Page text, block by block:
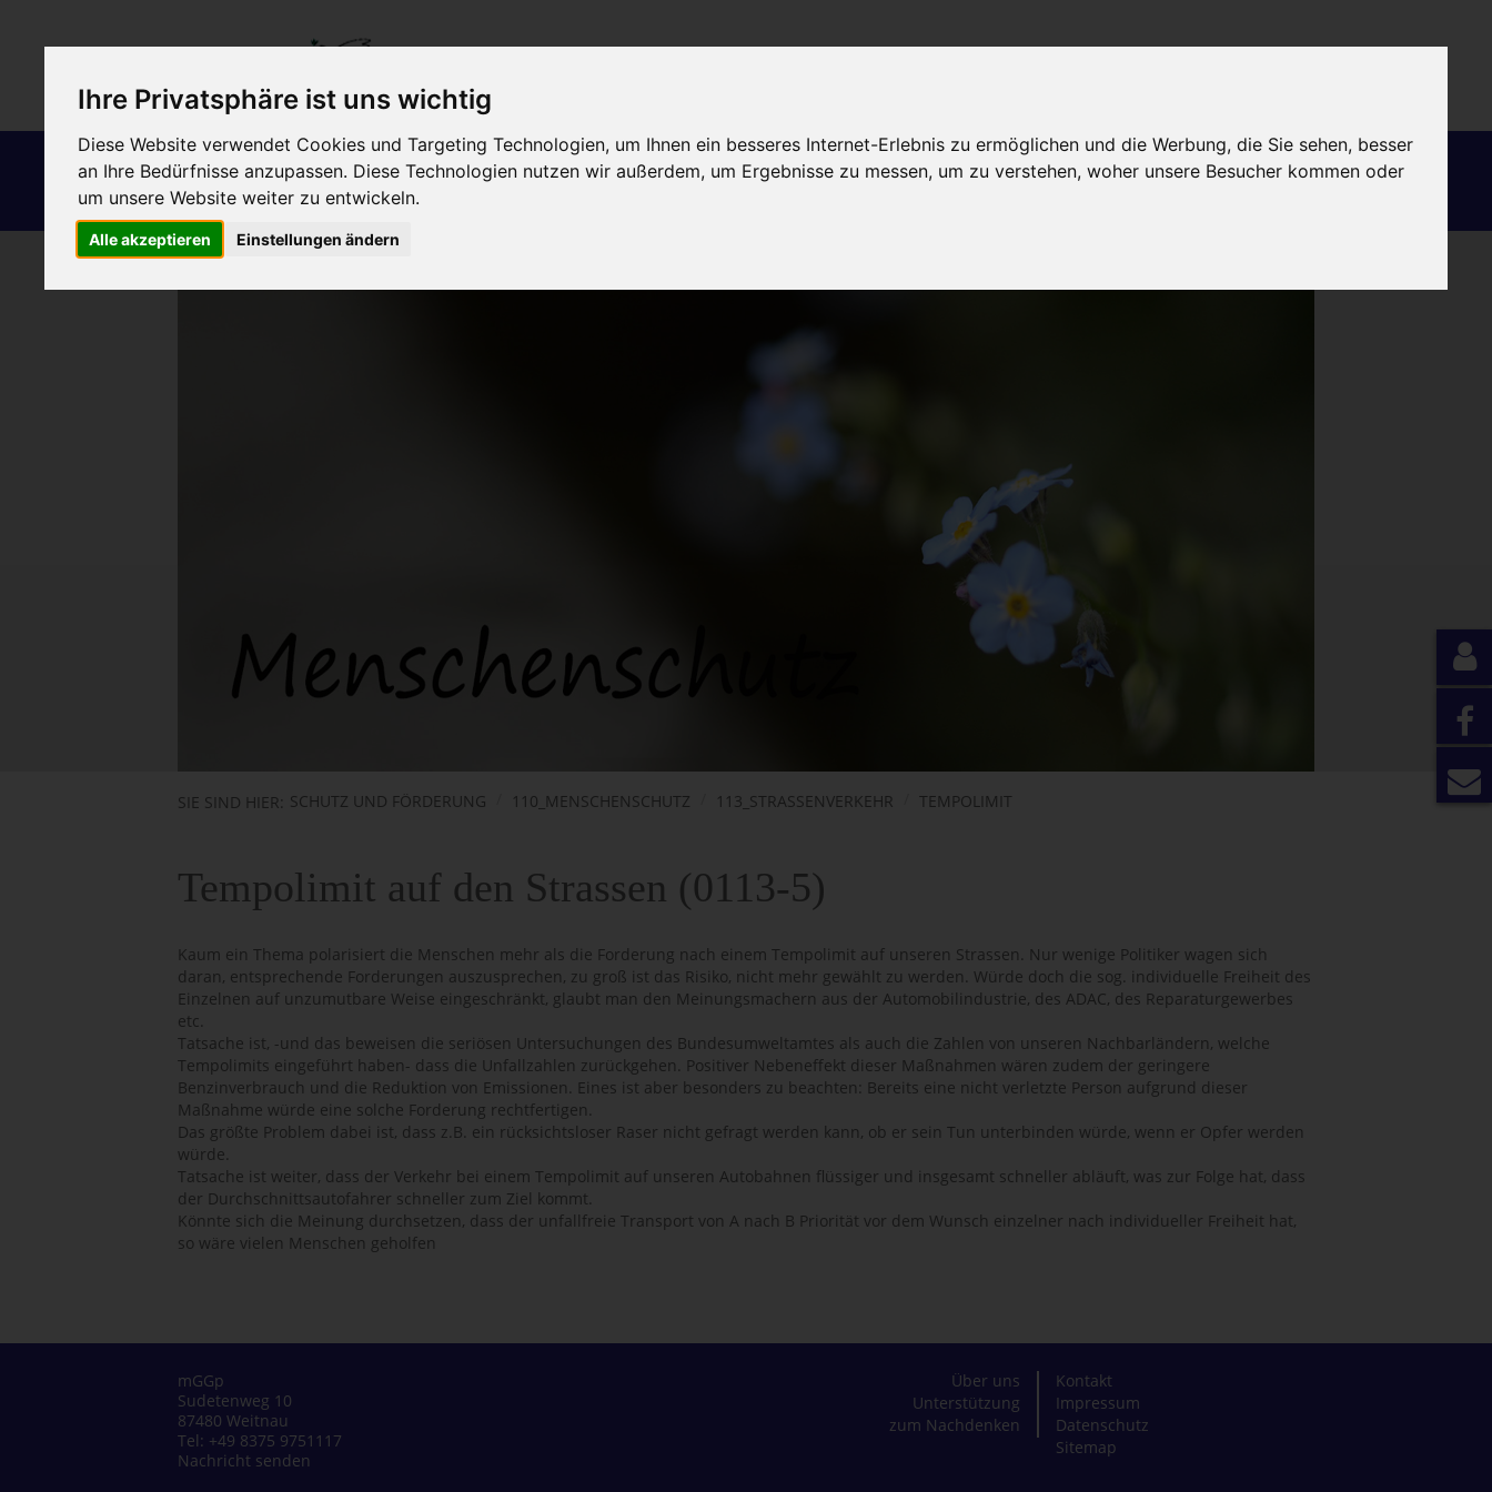
Ihre Privatsphäre ist uns wichtig
Diese Website verwendet Cookies und Targeting Technologien, um Ihnen ein besseres Internet-Erlebnis zu ermöglichen und die Werbung, die Sie sehen, besser
an Ihre Bedürfnisse anzupassen. Diese Technologien nutzen wir außerdem, um Ergebnisse zu messen, um zu verstehen, woher unsere Besucher kommen oder
um unsere Website weiter zu entwickeln.
Alle akzeptieren Einstellungen ändern
Schutz und
Förderung
Frieden
Gerechtigkeit
Menschlichkeit
Politik Wirtschaft
Gesellschaft
Arbeit/Bildung dagegen sein Finanzierung Globalisierung
SIE SIND HIER: SCHUTZ UND FÖRDERUNG 110_MENSCHENSCHUTZ 113_STRASSENVERKEHR TEMPOLIMIT
Tempolimit auf den Strassen (0113-5)
Kaum ein Thema polarisiert die Menschen mehr als die Forderung nach einem Tempolimit auf unseren Strassen. Nur wenige Politiker wagen sich
daran, entsprechende Forderungen auszusprechen, zu groß ist das Risiko, nicht mehr gewählt zu werden. Würde doch die sog. individuelle Freiheit des
Einzelnen auf unzumutbare Weise eingeschränkt, glaubt man den Meinungsmachern aus der Automobilindustrie, des ADAC, des Reparaturgewerbes
etc.
Tatsache ist, -und das beweisen die seriösen Untersuchungen des Bundesumweltamtes als auch die Zahlen von unseren Nachbarländern, welche
Tempolimits eingeführt haben- dass die Unfallzahlen zurückgehen. Positiver Nebeneffekt dieser Maßnahmen wären zudem der geringere
Benzinverbrauch und die Reduktion von Emissionen. Eines ist aber besonders zu beachten: Bereits eine nicht verletzte Person aufgrund dieser
Maßnahme würde eine solche Forderung rechtfertigen.
Das größte Problem dabei ist, dass z.B. ein rücksichtsloser Raser nicht gefragt werden kann, ob er sein Tun unterbinden würde, wenn er Opfer werden
würde.
Tatsache ist weiter, dass der Verkehr bei einem Tempolimit auf unseren Autobahnen flüssiger und insgesamt schneller abläuft, was zur Folge hat, dass
der Durchschnittsautofahrer schneller zum Ziel kommt.
Könnte sich die Meinung durchsetzen, dass der unfallfreie Transport von A nach B Priorität vor dem Wunsch einzelner nach individueller Freiheit hat,
so wäre vielen Menschen geholfen
mGGp
Sudetenweg 10
87480 Weitnau
Tel: +49 8375 9751117
Nachricht senden
Über uns
Unterstützung
zum Nachdenken
Kontakt
Impressum
Datenschutz
Sitemap